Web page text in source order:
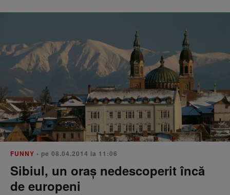
FUNNY • pe 08.04.2014 la 11:06
Sibiul, un oraș nedescoperit încă
de europeni